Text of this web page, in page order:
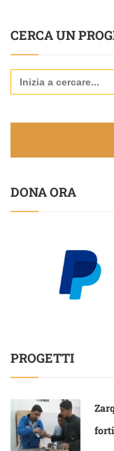
CERCA UN
Search
for:
DONA ORA
PROGETTI
forti